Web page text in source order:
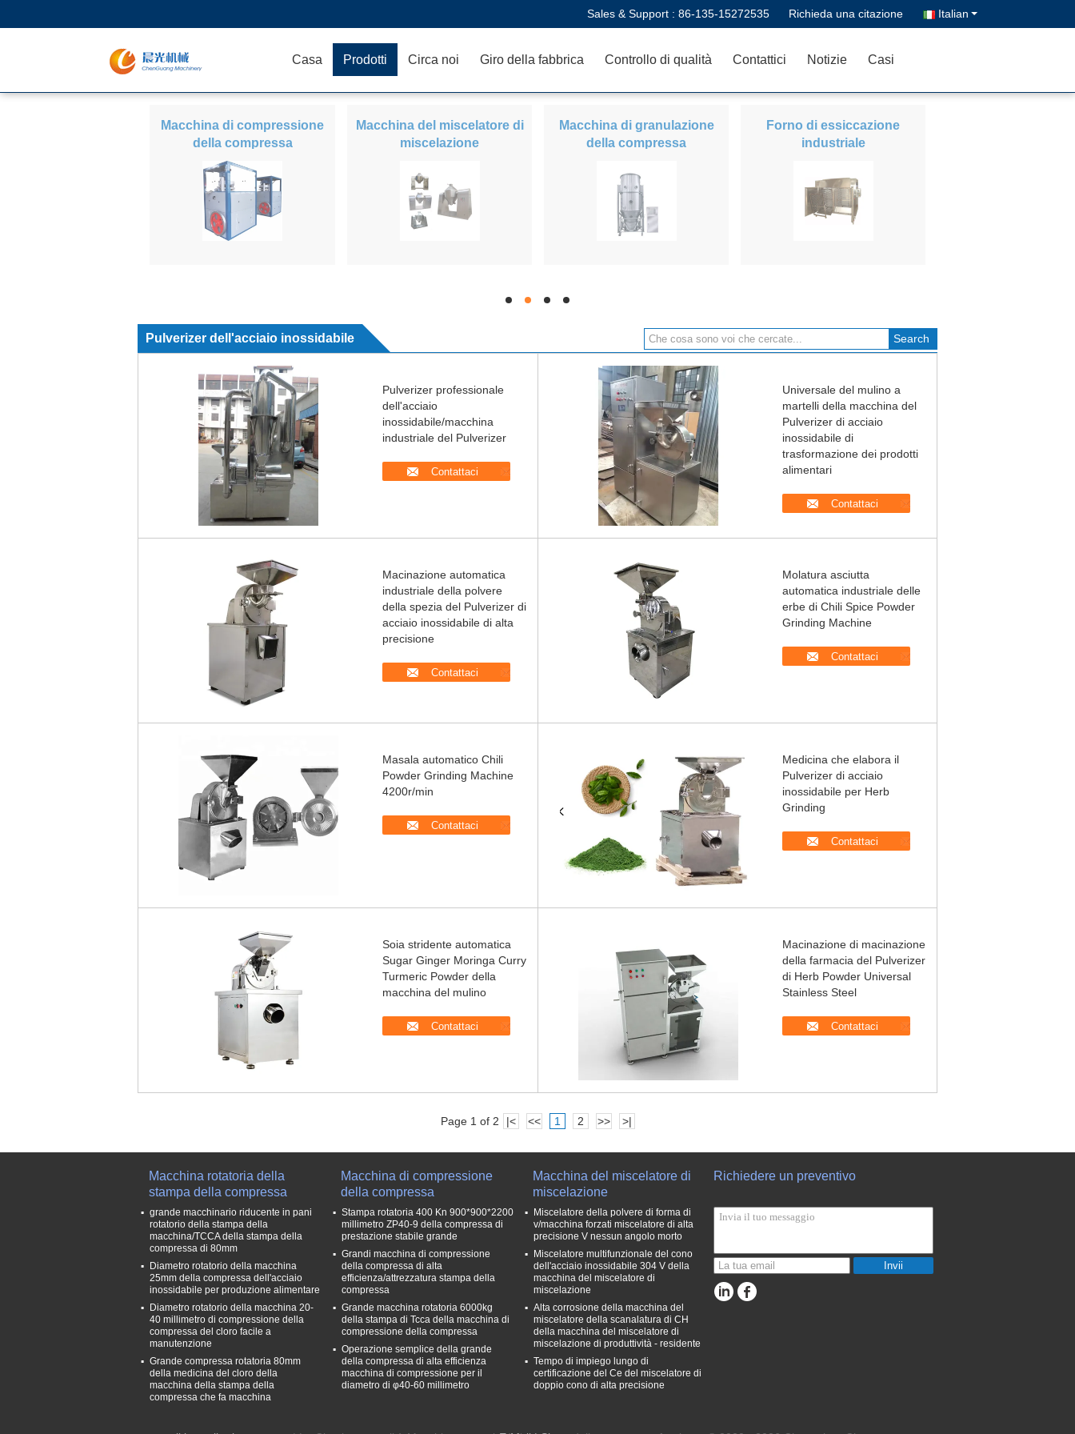
Sales & Support : 86-135-15272535 Richieda una citazione Italian
Casa Prodotti Circa noi Giro della fabbrica Controllo di qualità Contattici Notizie Casi
Macchina di compressione
della compressa
Macchina del miscelatore di
miscelazione
Macchina di granulazione
della compressa
Forno di essiccazione
industriale
hd hd hd hd
Pulverizer dell'acciaio inossidabile
Pulverizer professionale
dell'acciaio
inossidabile/macchina
industriale del Pulverizer
Contattaci
Universale del mulino a
martelli della macchina del
Pulverizer di acciaio
inossidabile di
trasformazione dei prodotti
alimentari
Contattaci
Macinazione automatica
industriale della polvere
della spezia del Pulverizer di
acciaio inossidabile di alta
precisione
Contattaci
Molatura asciutta
automatica industriale delle
erbe di Chili Spice Powder
Grinding Machine
Contattaci
Masala automatico Chili
Powder Grinding Machine
4200r/min
Contattaci
Medicina che elabora il
Pulverizer di acciaio
inossidabile per Herb
Grinding
Contattaci
Soia stridente automatica
Sugar Ginger Moringa Curry
Turmeric Powder della
macchina del mulino
Contattaci
Macinazione di macinazione
della farmacia del Pulverizer
di Herb Powder Universal
Stainless Steel
Contattaci
Page 1 of 2 |< << 1 2 >> >|
Macchina rotatoria della
stampa della compressa
grande macchinario riducente in pani
rotatorio della stampa della
macchina/TCCA della stampa della
compressa di 80mm
Diametro rotatorio della macchina
25mm della compressa dell'acciaio
inossidabile per produzione alimentare
Diametro rotatorio della macchina 20-
40 millimetro di compressione della
compressa del cloro facile a
manutenzione
Grande compressa rotatoria 80mm
della medicina del cloro della
macchina della stampa della
compressa che fa macchina
Macchina di compressione
della compressa
Stampa rotatoria 400 Kn 900*900*2200
millimetro ZP40-9 della compressa di
prestazione stabile grande
Grandi macchina di compressione
della compressa di alta
efficienza/attrezzatura stampa della
compressa
Grande macchina rotatoria 6000kg
della stampa di Tcca della macchina di
compressione della compressa
Operazione semplice della grande
della compressa di alta efficienza
macchina di compressione per il
diametro di φ40-60 millimetro
Macchina del miscelatore di
miscelazione
Miscelatore della polvere di forma di
v/macchina forzati miscelatore di alta
precisione V nessun angolo morto
Miscelatore multifunzionale del cono
dell'acciaio inossidabile 304 V della
macchina del miscelatore di
miscelazione
Alta corrosione della macchina del
miscelatore della scanalatura di CH
della macchina del miscelatore di
miscelazione di produttività - residente
Tempo di impiego lungo di
certificazione del Ce del miscelatore di
doppio cono di alta precisione
Richiedere un preventivo
Invii